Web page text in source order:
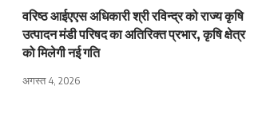
वरिष्ठ आईएएस अधिकारी श्री रविन्द्र को राज्य कृषि
उत्पादन मंडी परिषद का अतिरिक्त प्रभार, कृषि क्षेत्र
को मिलेगी नई गति
अगस्त 4, 2026